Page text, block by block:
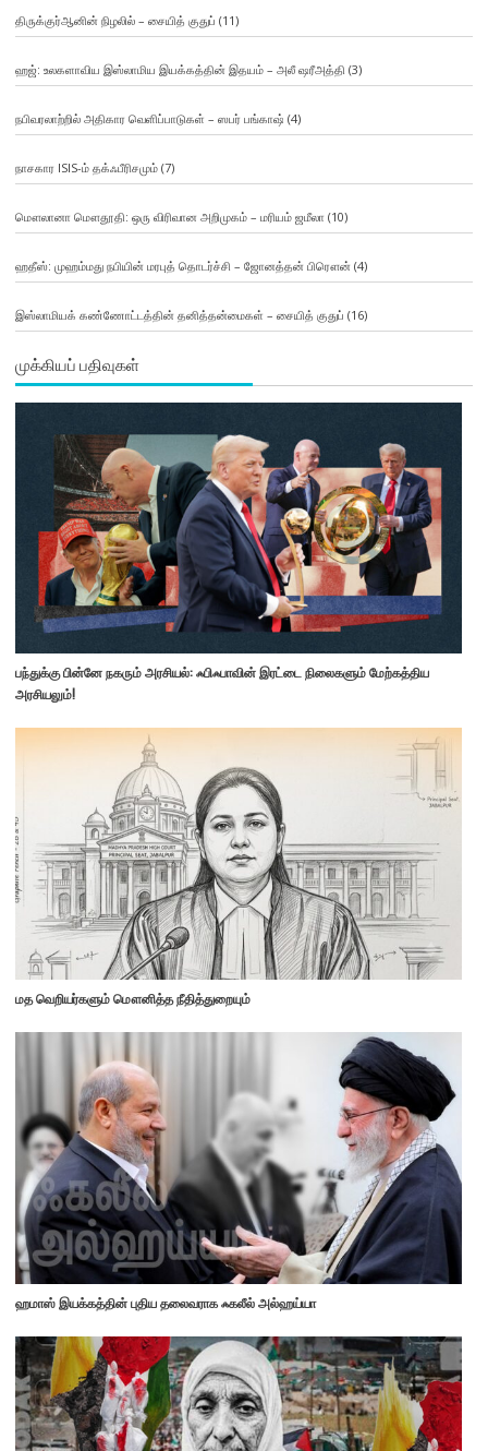
திருக்குர்ஆனின் நிழலில் – சையித் குதுப் (11)
ஹஜ்: உலகளாவிய இஸ்லாமிய இயக்கத்தின் இதயம் – அலீ ஷரீஅத்தி (3)
நபிவரலாற்றில் அதிகார வெளிப்பாடுகள் – ஸபர் பங்காஷ் (4)
நாசகார ISIS-ம் தக்ஃபீரிசமும்(7)
மௌலானா மௌதூதி: ஒரு விரிவான அறிமுகம் – மரியம் ஜமீலா (10)
ஹதீஸ்: முஹம்மது நபியின் மரபுத் தொடர்ச்சி – ஜோனத்தன் பிரௌன் (4)
இஸ்லாமியக் கண்ணோட்டத்தின் தனித்தன்மைகள் – சையித் குதுப் (16)
முக்கியப் பதிவுகள்
பந்துக்கு பின்னே நகரும் அரசியல்: ஃபிஃபாவின் இரட்டை நிலைகளும் மேற்கத்திய
அரசியலும்!
மத வெறியர்களும் மௌனித்த நீதித்துறையும்
ஹமாஸ் இயக்கத்தின் புதிய தலைவராக ஃகலீல் அல்ஹய்யா